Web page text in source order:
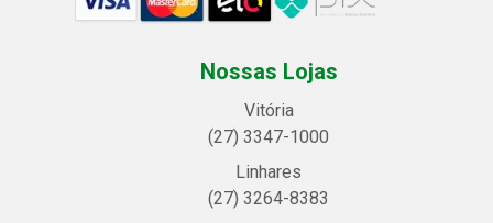
Nossas Lojas
Vitória
(27) 3347-1000
Linhares
(27) 3264-8383